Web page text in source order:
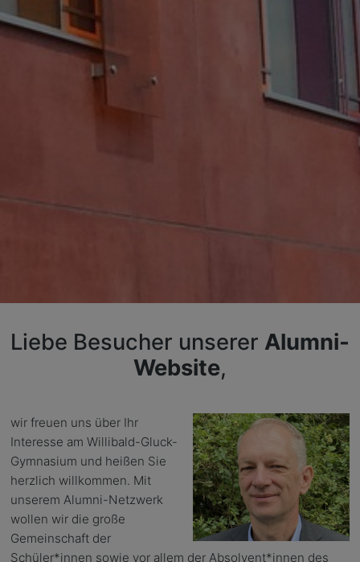
Liebe Besucher unserer Alumni-
Website,
wir freuen uns über Ihr
Interesse am Willibald-Gluck-
Gymnasium und heißen Sie
herzlich willkommen. Mit
unserem Alumni-Netzwerk
wollen wir die große
Gemeinschaft der
Schüler*innen sowie vor allem der Absolvent*innen des